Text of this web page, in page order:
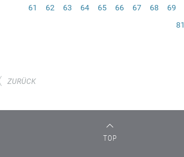
61
62 63 64 65 66 67 68 69
81
ZURÜCK
TOP